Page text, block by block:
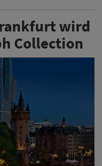
wird
Collection